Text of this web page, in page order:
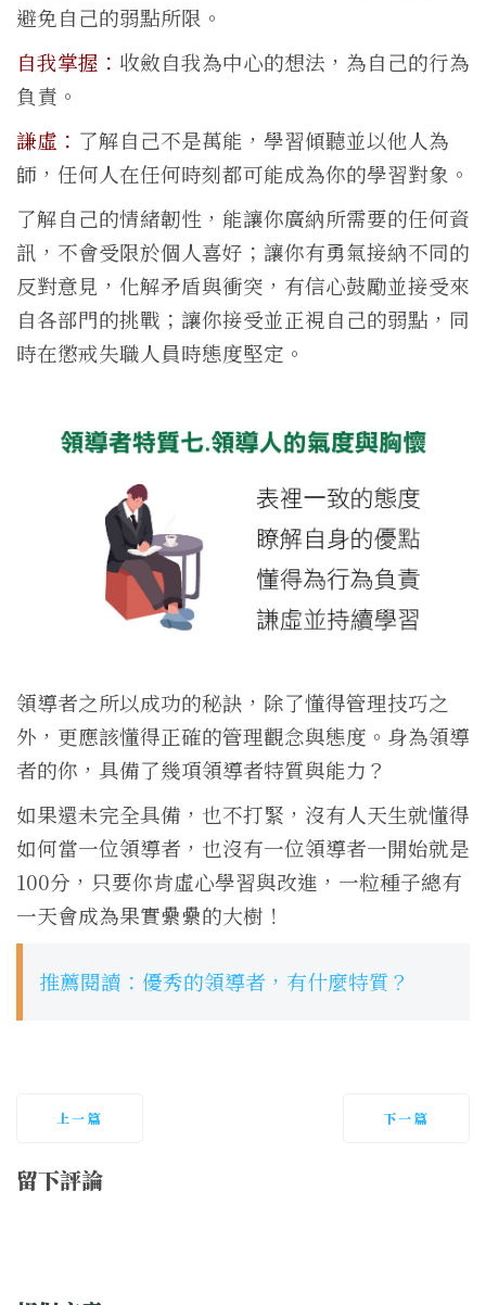
避免自己的弱點所限。
自我掌握： 收斂自我為中心的想法，為自己的行為
負責。
謙虛： 了解自己不是萬能，學習傾聽並以他人為
師，任何人在任何時刻都可能成為你的學習對象。
了解自己的情緒韌性，能讓你廣納所需要的任何資
訊，不會受限於個人喜好；讓你有勇氣接納不同的
反對意見，化解矛盾與衝突，有信心鼓勵並接受來
自各部門的挑戰；讓你接受並正視自己的弱點，同
時在懲戒失職人員時態度堅定。
領導者之所以成功的秘訣，除了懂得管理技巧之
外，更應該懂得正確的管理觀念與態度。身為領導
者的你，具備了幾項領導者特質與能力？
如果還未完全具備，也不打緊，沒有人天生就懂得
如何當一位領導者，也沒有一位領導者一開始就是
100分，只要你肯虛心學習與改進，一粒種子總有
一天會成為果實纍纍的大樹！
推薦閱讀：優秀的領導者，有什麼特質？
上一篇 下一篇
留下評論